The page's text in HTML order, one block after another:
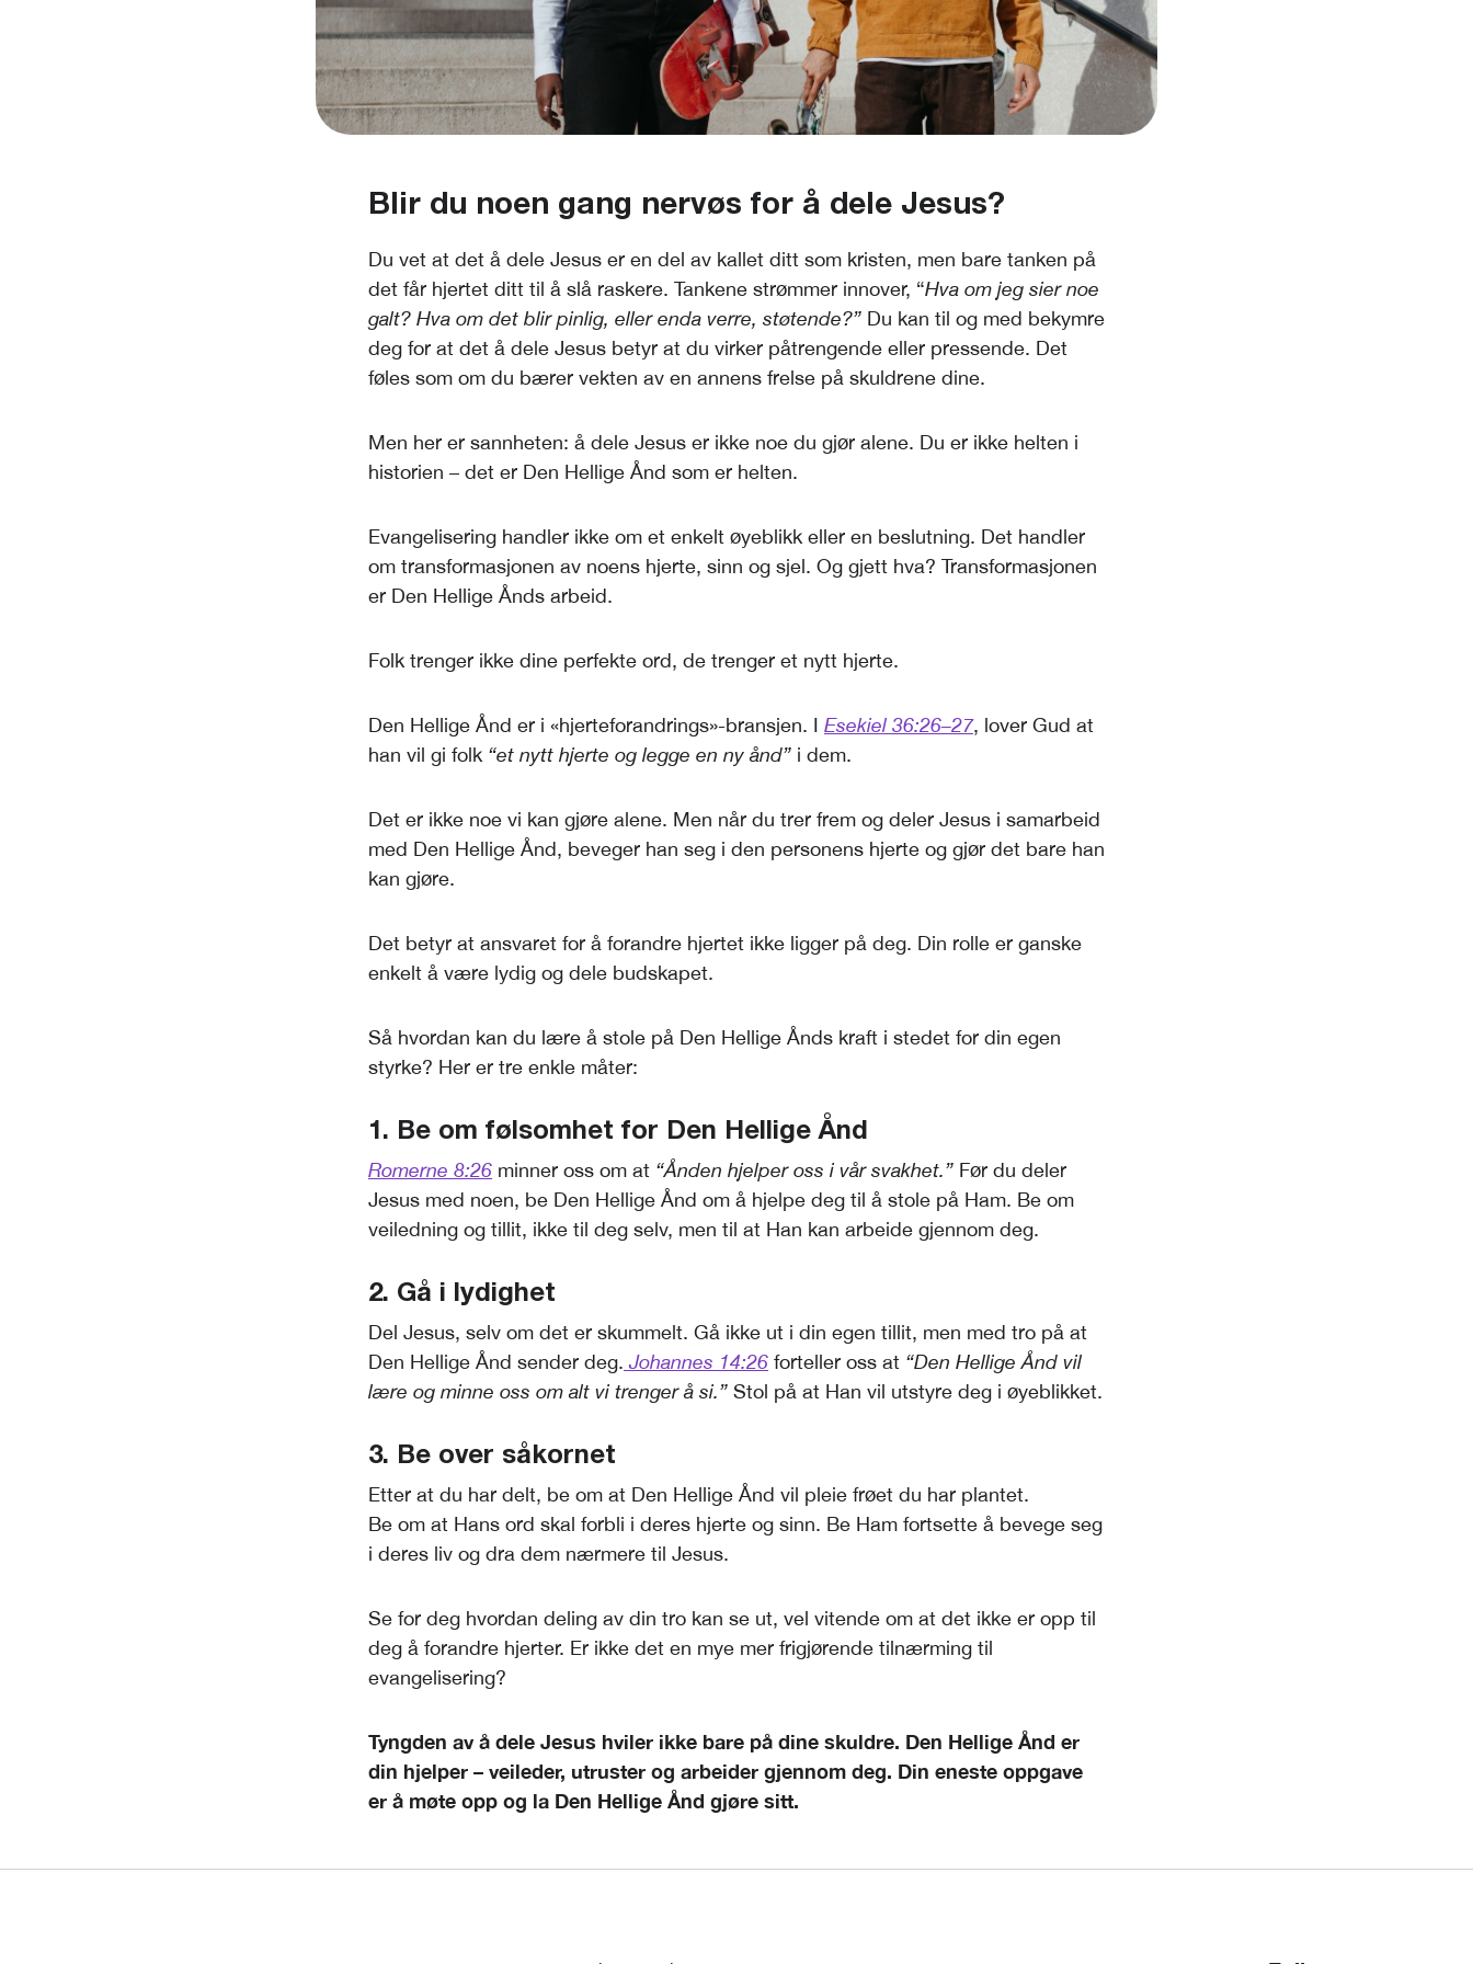
Blir du noen gang nervøs for å dele Jesus?
Du vet at det å dele Jesus er en del av kallet ditt som kristen, men bare tanken på
det får hjertet ditt til å slå raskere. Tankene strømmer innover, “Hva om jeg sier noe
galt? Hva om det blir pinlig, eller enda verre, støtende?” Du kan til og med bekymre
deg for at det å dele Jesus betyr at du virker påtrengende eller pressende. Det
føles som om du bærer vekten av en annens frelse på skuldrene dine.
Men her er sannheten: å dele Jesus er ikke noe du gjør alene. Du er ikke helten i
historien – det er Den Hellige Ånd som er helten.
Evangelisering handler ikke om et enkelt øyeblikk eller en beslutning. Det handler
om transformasjonen av noens hjerte, sinn og sjel. Og gjett hva? Transformasjonen
er Den Hellige Ånds arbeid.
Folk trenger ikke dine perfekte ord, de trenger et nytt hjerte.
Den Hellige Ånd er i «hjerteforandrings»-bransjen. I Esekiel 36:26–27, lover Gud at
han vil gi folk “et nytt hjerte og legge en ny ånd” i dem.
Det er ikke noe vi kan gjøre alene. Men når du trer frem og deler Jesus i samarbeid
med Den Hellige Ånd, beveger han seg i den personens hjerte og gjør det bare han
kan gjøre.
Det betyr at ansvaret for å forandre hjertet ikke ligger på deg. Din rolle er ganske
enkelt å være lydig og dele budskapet.
Så hvordan kan du lære å stole på Den Hellige Ånds kraft i stedet for din egen
styrke? Her er tre enkle måter:
1. Be om følsomhet for Den Hellige Ånd
Romerne 8:26 minner oss om at “Ånden hjelper oss i vår svakhet.” Før du deler
Jesus med noen, be Den Hellige Ånd om å hjelpe deg til å stole på Ham. Be om
veiledning og tillit, ikke til deg selv, men til at Han kan arbeide gjennom deg.
2. Gå i lydighet
Del Jesus, selv om det er skummelt. Gå ikke ut i din egen tillit, men med tro på at
Den Hellige Ånd sender deg. Johannes 14:26 forteller oss at “Den Hellige Ånd vil
lære og minne oss om alt vi trenger å si.” Stol på at Han vil utstyre deg i øyeblikket.
3. Be over såkornet
Etter at du har delt, be om at Den Hellige Ånd vil pleie frøet du har plantet.
Be om at Hans ord skal forbli i deres hjerte og sinn. Be Ham fortsette å bevege seg
i deres liv og dra dem nærmere til Jesus.
Se for deg hvordan deling av din tro kan se ut, vel vitende om at det ikke er opp til
deg å forandre hjerter. Er ikke det en mye mer frigjørende tilnærming til
evangelisering?
Tyngden av å dele Jesus hviler ikke bare på dine skuldre. Den Hellige Ånd er
din hjelper – veileder, utruster og arbeider gjennom deg. Din eneste oppgave
er å møte opp og la Den Hellige Ånd gjøre sitt.